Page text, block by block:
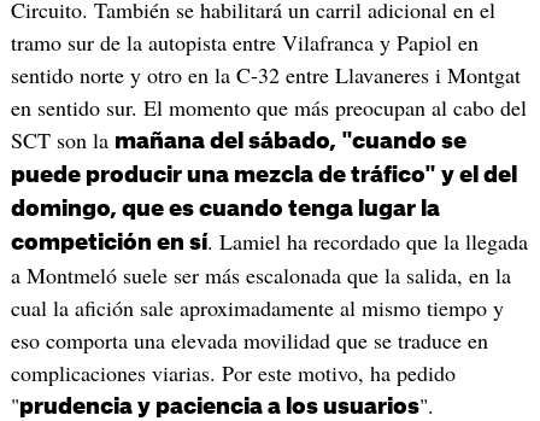
Circuito. También se habilitará un carril adicional en el
tramo sur de la autopista entre Vilafranca y Papiol en
sentido norte y otro en la C-32 entre Llavaneres i Montgat
en sentido sur. El momento que más preocupan al cabo del
SCT son la mañana del sábado, "cuando se
puede producir una mezcla de tráfico" y el del
domingo, que es cuando tenga lugar la
competición en sí. Lamiel ha recordado que la llegada
a Montmeló suele ser más escalonada que la salida, en la
cual la afición sale aproximadamente al mismo tiempo y
eso comporta una elevada movilidad que se traduce en
complicaciones viarias. Por este motivo, ha pedido
"prudencia y paciencia a los usuarios".